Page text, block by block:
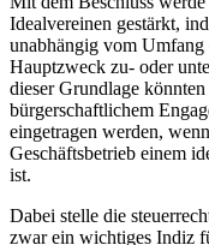
Idealvereinen gestärkt,
unabhängig vom Umfang
Hauptzweck zu- oder
dieser Grundlage
bürgerschaftlichem
eingetragen werden,
Geschäftsbetrieb einem
ist.
Dabei stelle die
zwar ein wichtiges Indiz